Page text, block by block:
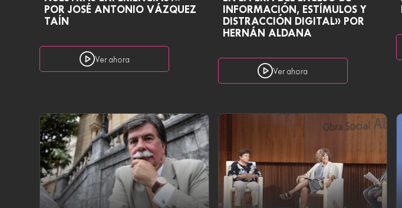
POR JOSÉ ANTONIO VÁZQUEZ
TAÍN
Ver ahora
INFORMACIÓN, ESTÍMULOS Y
DISTRACCIÓN DIGITAL» POR
HERNÁN ALDANA
Ver ahora